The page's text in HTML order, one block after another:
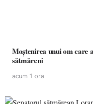
Moștenirea unui om care a
sătmăreni
acum 1 ora